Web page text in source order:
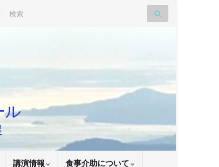
Search for:
ル
講演情報 食事介助について